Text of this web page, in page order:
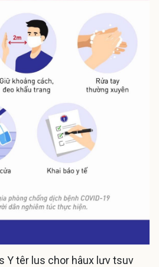
Y têr lus chor hâux lưv tsuv